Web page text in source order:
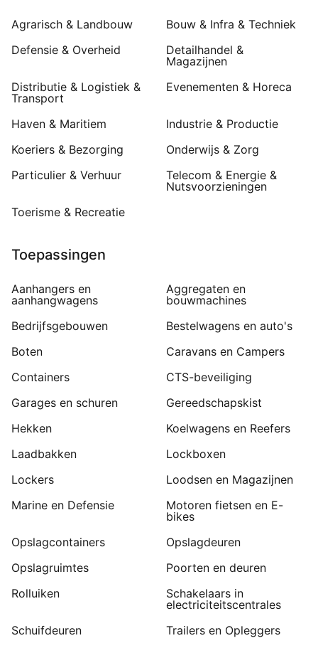
Agrarisch & Landbouw
Bouw & Infra & Techniek
Defensie & Overheid
Detailhandel &
Magazijnen
Distributie & Logistiek &
Transport
Evenementen & Horeca
Haven & Maritiem
Industrie & Productie
Koeriers & Bezorging
Onderwijs & Zorg
Particulier & Verhuur
Telecom & Energie &
Nutsvoorzieningen
Toerisme & Recreatie
Toepassingen
Aanhangers en
aanhangwagens
Aggregaten en
bouwmachines
Bedrijfsgebouwen
Bestelwagens en auto's
Boten
Caravans en Campers
Containers
CTS-beveiliging
Garages en schuren
Gereedschapskist
Hekken
Koelwagens en Reefers
Laadbakken
Lockboxen
Lockers
Loodsen en Magazijnen
Marine en Defensie
Motoren fietsen en E-
bikes
Opslagcontainers
Opslagdeuren
Opslagruimtes
Poorten en deuren
Rolluiken
Schakelaars in
electriciteitscentrales
Schuifdeuren
Trailers en Opleggers